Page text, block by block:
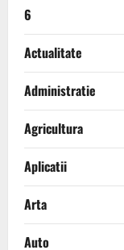
6
Actualitate
Administratie
Agricultura
Aplicatii
Arta
Auto